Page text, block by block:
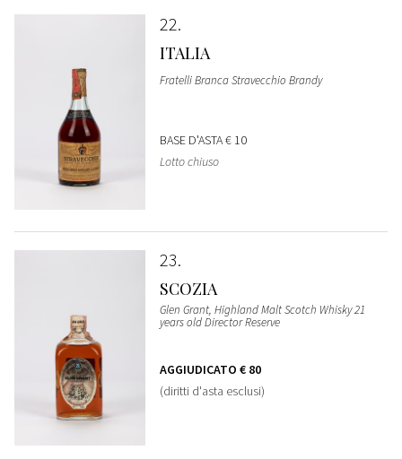
22
ITALIA
Fratelli Branca Stravecchio Brandy
BASE D'ASTA€ 10
Lotto chiuso
23
SCOZIA
Glen Grant, Highland Malt Scotch Whisky 21
years old Director Reserve
AGGIUDICATO € 80
(diritti d'asta esclusi)